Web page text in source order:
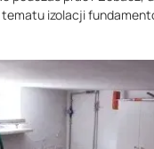
izolacji